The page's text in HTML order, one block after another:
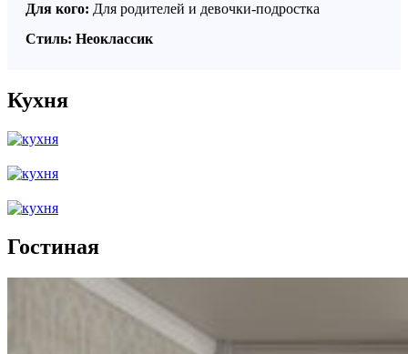
Для кого: Для родителей и девочки-подростка
Стиль: Неоклассик
Кухня
Гостиная